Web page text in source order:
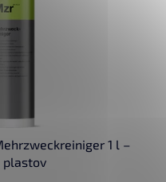
1 l –
plastov